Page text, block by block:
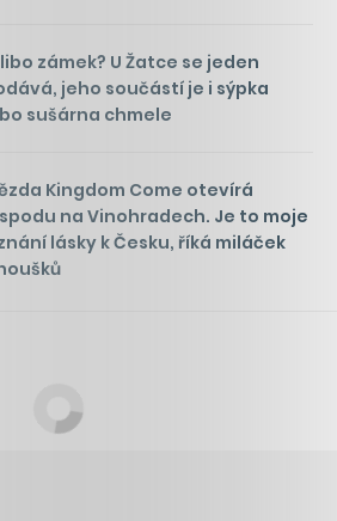
zámek? U Žatce se jeden
jeho součástí je i sýpka
sušárna chmele
Kingdom Come otevírá
na Vinohradech. Je to moje
lásky k Česku, říká miláček